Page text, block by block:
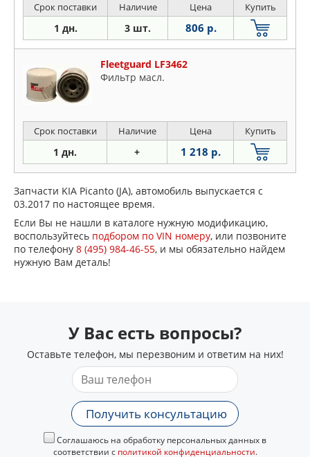
Срок поставки Наличие Цена Купить
1 дн. 3 шт. 806 р.
Fleetguard LF3462
Фильтр масл.
Срок поставки Наличие Цена Купить
1 дн. + 1 218 р.
Запчасти KIA Picanto (JA), автомобиль выпускается с
03.2017 по настоящее время.
Если Вы не нашли в каталоге нужную модификацию,
воспользуйтесь подбором по VIN номеру, или позвоните
по телефону 8 (495) 984-46-55, и мы обязательно найдем
нужную Вам деталь!
У Вас есть вопросы?
Оставьте телефон, мы перезвоним и ответим на них!
Получить консультацию
Соглашаюсь на обработку персональных данных в
соответствии с политикой конфиденциальности.